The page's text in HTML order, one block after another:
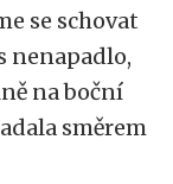
se schovat
nenapadlo,
na boční
směrem